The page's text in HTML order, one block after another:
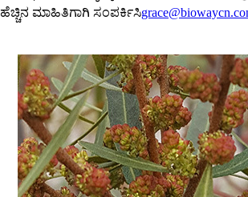
ಹೆಚ್ಚಿನ ಮಾಹಿತಿಗಾಗಿ ಸಂಪರ್ಕಿಸಿ